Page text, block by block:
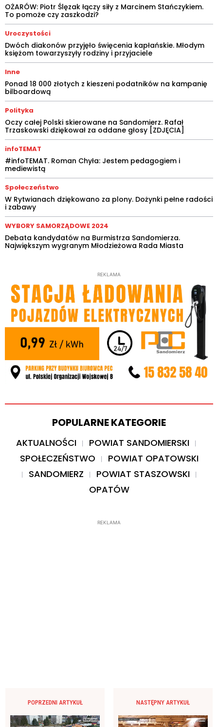
OŻARÓW: Piotr Ślęzak łączy siły z Marcinem Stańczykiem.
To pomoże czy zaszkodzi?
Uroczystości
Dwóch diakonów przyjęło święcenia kapłańskie. Młodym
księżom towarzyszyły rodziny i przyjaciele
Inne
Ponad 18 000 złotych z kieszeni podatników na kampanię
bilboardową
Polityka
Oczy całej Polski skierowane na Sandomierz. Rafał
Trzaskowski dziękował za oddane głosy [ZDJĘCIA]
infoTEMAT
#infoTEMAT. Roman Chyła: Jestem pedagogiem i
mediewistą
Społeczeństwo
W Rytwianach dziękowano za plony. Dożynki pełne radości
i zabawy
WYBORY SAMORZĄDOWE 2024
Debata kandydatów na Burmistrza Sandomierza.
Największym wygranym Młodzieżowa Rada Miasta
REKLAMA
POPULARNE KATEGORIE
AKTUALNOŚCI
POWIAT SANDOMIERSKI
SPOŁECZEŃSTWO
POWIAT OPATOWSKI
SANDOMIERZ
POWIAT STASZOWSKI
OPATÓW
REKLAMA
POPRZEDNI ARTYKUŁ NASTĘPNY ARTYKUŁ